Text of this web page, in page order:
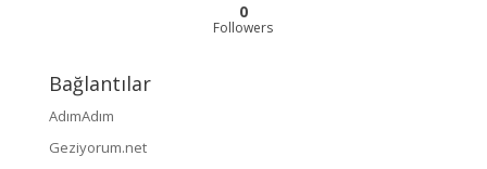
0
Followers
Bağlantılar
AdımAdım
Geziyorum.net